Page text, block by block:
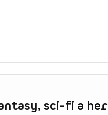
sci-fi a her